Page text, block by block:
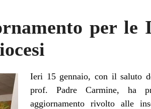
per le
Ieri 15 gennaio, con il saluto
prof. Padre Carmine,
aggiornamento rivolto alle